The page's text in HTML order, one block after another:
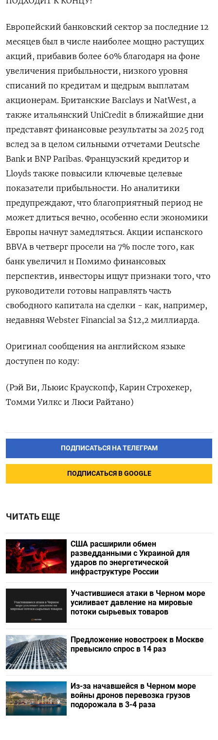
Европейский банковский сектор ‍за последние 12
месяцев был в числе наиболее мощно ‍растущих
акций, прибавив более 60% благодаря на фоне
увеличения прибыльности, низкого уровня
списаний по кредитам и щедрым выплатам
акционерам. Британские Barclays и NatWest, а
также итальянский UniCredit в ближайшие дни
представят финансовые результаты за 2025 год
вслед за ‍в целом сильными отчетами Deutsche
Bank и BNP Paribas. Французский кредитор и
Lloyds также повысили ключевые целевые
показатели прибыльности. Но аналитики
предупреждают, что благоприятный период не
может длиться вечно, особенно если экономики
Европы начнут замедляться. Акции испанского
BBVA в четверг просели на 7% после того, как
банк увеличил н Помимо финансовых
перспектив, инвесторы ищут признаки ⁠того, что
руководители готовы направлять часть
свободного капитала на сделки - как, например,
недавняя Webster Financial за $12,2 миллиарда.
Оригинал сообщения на английском языке
доступен по коду:
(Рэй Ви, Льюис Краускопф, Карин Строхекер,
Томми Уилкс и Люси Райтано)
ПОДПИСАТЬСЯ НА ТЕЛЕГРАМ
ПОДПИСАТЬСЯ В GOOGLE
ЧИТАТЬ ЕЩЕ
США расширили обмен
разведданными с Украиной для
ударов по энергетической
инфраструктуре России
Участившиеся атаки в Черном море
усиливает давление на мировые
потоки сырьевых товаров
Предложение новостроек в Москве
превысило спрос в 14 раз
Из-за начавшейся в Черном море
войны дронов перевозка грузов
подорожала в 3-4 раза